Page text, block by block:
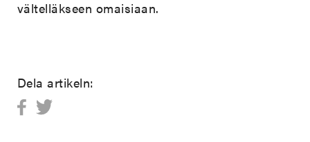
vältelläkseen omaisiaan.
Dela artikeln: